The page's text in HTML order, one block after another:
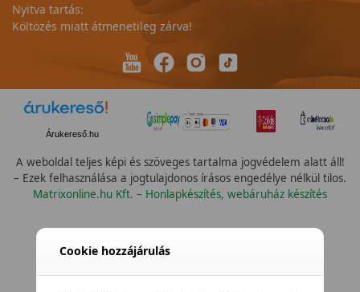
Nyitva tartás:
Költözés miatt átmenetileg zárva!
Árukereső.hu
A weboldal teljes képi és szöveges tartalma jogvédelem alatt áll!
– Ezek felhasználása a jogtulajdonos írásos engedélye nélkül tilos.
Matrixonline.hu Kft. – Honlapkészítés, webáruház készítés
Cookie hozzájárulás